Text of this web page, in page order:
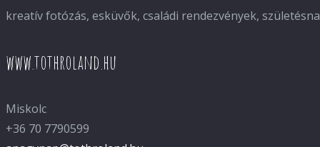
kreatív fotózás, esküvők, családi rendezvények,
www.tothroland.hu
Miskolc
+36 70 7790599